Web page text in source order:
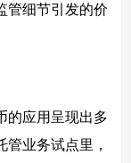
管细节引发的价
的应用呈现出多
业务试点里，